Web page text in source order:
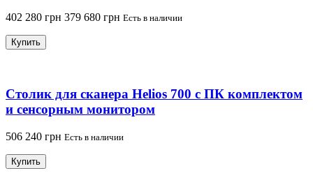
402 280 грн 379 680 грн Есть в наличии
Купить
Столик для сканера Helios 700 с ПК комплектом
и сенсорным монитором
506 240 грн Есть в наличии
Купить